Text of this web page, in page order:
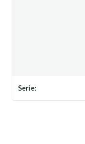
Serie: